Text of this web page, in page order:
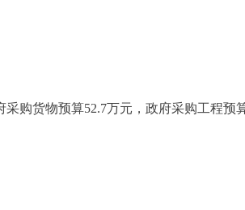
购货物预算52.7万元，政府采购工程预